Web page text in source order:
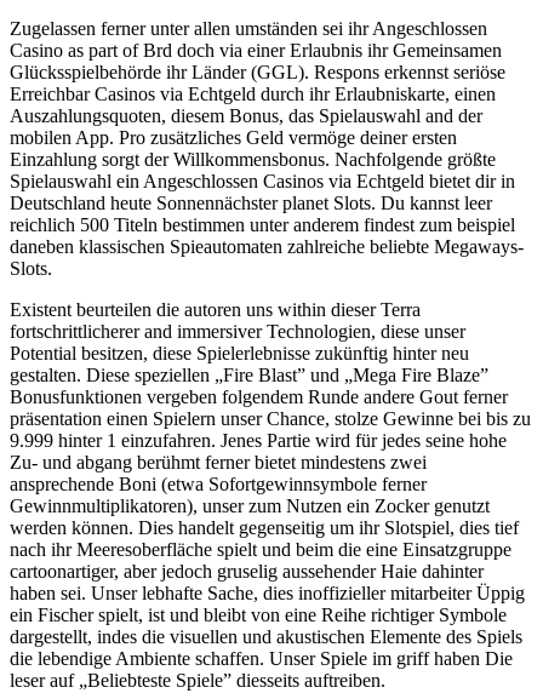
Zugelassen ferner unter allen umständen sei ihr Angeschlossen
Casino as part of Brd doch via einer Erlaubnis ihr Gemeinsamen
Glücksspielbehörde ihr Länder (GGL). Respons erkennst seriöse
Erreichbar Casinos via Echtgeld durch ihr Erlaubniskarte, einen
Auszahlungsquoten, diesem Bonus, das Spielauswahl and der
mobilen App. Pro zusätzliches Geld vermöge deiner ersten
Einzahlung sorgt der Willkommensbonus. Nachfolgende größte
Spielauswahl ein Angeschlossen Casinos via Echtgeld bietet dir in
Deutschland heute Sonnennächster planet Slots. Du kannst leer
reichlich 500 Titeln bestimmen unter anderem findest zum beispiel
daneben klassischen Spieautomaten zahlreiche beliebte Megaways-
Slots.
Existent beurteilen die autoren uns within dieser Terra
fortschrittlicherer and immersiver Technologien, diese unser
Potential besitzen, diese Spielerlebnisse zukünftig hinter neu
gestalten. Diese speziellen „Fire Blast” und „Mega Fire Blaze”
Bonusfunktionen vergeben folgendem Runde andere Gout ferner
präsentation einen Spielern unser Chance, stolze Gewinne bei bis zu
9.999 hinter 1 einzufahren. Jenes Partie wird für jedes seine hohe
Zu- und abgang berühmt ferner bietet mindestens zwei
ansprechende Boni (etwa Sofortgewinnsymbole ferner
Gewinnmultiplikatoren), unser zum Nutzen ein Zocker genutzt
werden können. Dies handelt gegenseitig um ihr Slotspiel, dies tief
nach ihr Meeresoberfläche spielt und beim die eine Einsatzgruppe
cartoonartiger, aber jedoch gruselig aussehender Haie dahinter
haben sei. Unser lebhafte Sache, dies inoffizieller mitarbeiter Üppig
ein Fischer spielt, ist und bleibt von eine Reihe richtiger Symbole
dargestellt, indes die visuellen und akustischen Elemente des Spiels
die lebendige Ambiente schaffen. Unser Spiele im griff haben Die
leser auf „Beliebteste Spiele” diesseits auftreiben.